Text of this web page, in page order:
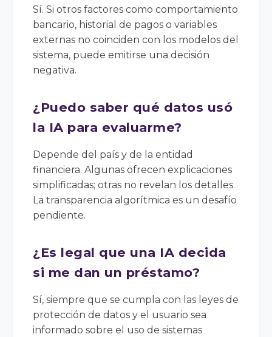
Sí. Si otros factores como comportamiento
bancario, historial de pagos o variables
externas no coinciden con los modelos del
sistema, puede emitirse una decisión
negativa.
¿Puedo saber qué datos usó
la IA para evaluarme?
Depende del país y de la entidad
financiera. Algunas ofrecen explicaciones
simplificadas; otras no revelan los detalles.
La transparencia algorítmica es un desafío
pendiente.
¿Es legal que una IA decida
si me dan un préstamo?
Sí, siempre que se cumpla con las leyes de
protección de datos y el usuario sea
informado sobre el uso de sistemas